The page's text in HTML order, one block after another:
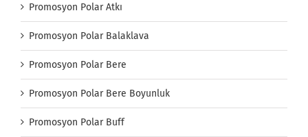
Promosyon Polar Atkı
Promosyon Polar Balaklava
Promosyon Polar Bere
Promosyon Polar Bere Boyunluk
Promosyon Polar Buff